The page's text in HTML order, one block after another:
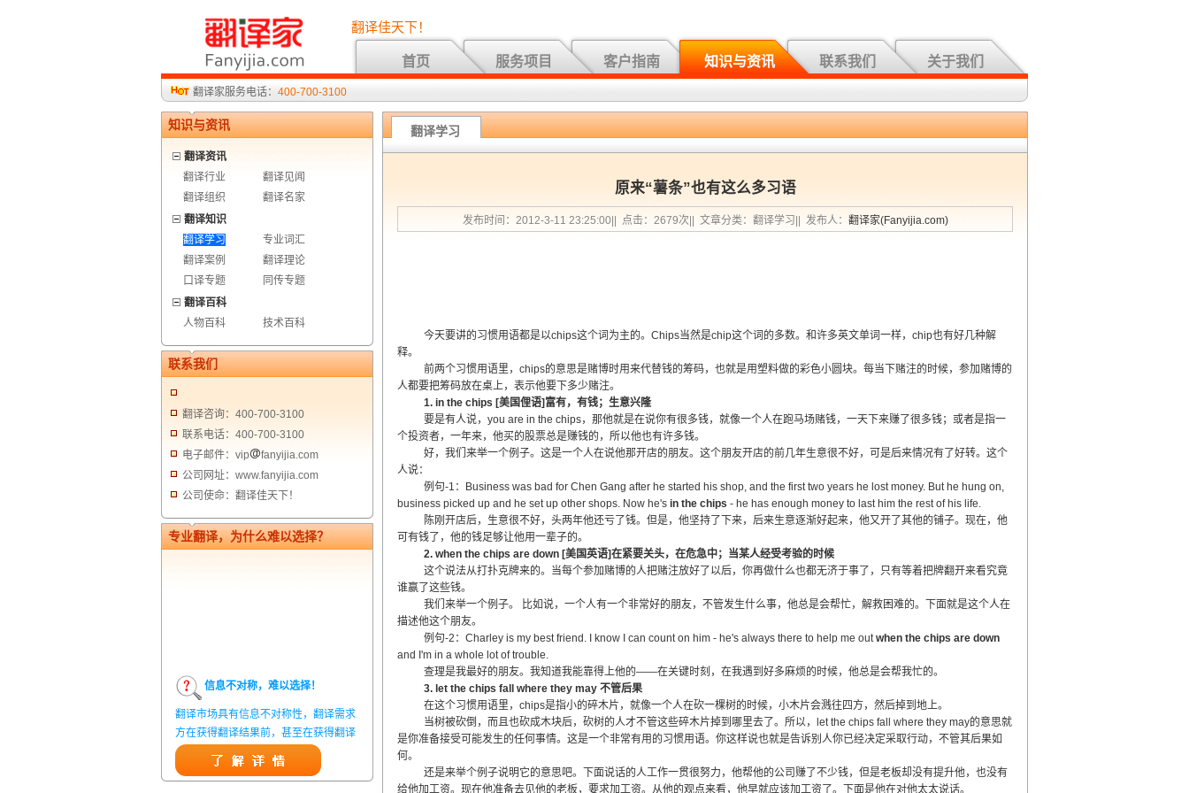
翻译佳天下！
首页 服务项目 客户指南 知识与资讯 联系我们 关于我们
翻译家服务电话： 400-700-3100
知识与资讯
翻译资讯
翻译行业
翻译见闻
翻译组织
翻译名家
翻译知识
翻译学习
专业词汇
翻译案例
翻译理论
口译专题
同传专题
翻译百科
人物百科
技术百科
联系我们
翻译咨询：400-700-3100
联系电话：400-700-3100
电子邮件：vip
fanyijia.com
公司网址：www.fanyijia.com
公司使命：翻译佳天下！
专业翻译，为什么难以选择？
信息不对称，难以选择！
翻译市场具有信息不对称性，翻译需求
方在获得翻译结果前，甚至在获得翻译
结果后，都无法准确判定翻译质量。从
而给劣质翻译者提供了一定生存条件，
造成翻译市场鱼龙混杂，难以选择。
翻译学习
原来“薯条”也有这么多习语
发布时间：2012-3-11 23:25:00|| 点击：2679次|| 文章分类：翻译学习|| 发布人： 翻译家(Fanyijia.com)
今天要讲的习惯用语都是以chips这个词为主的。Chips当然是chip这个词的多数。和许多英文单词一样，chip也有好几种解
释。
前两个习惯用语里，chips的意思是赌博时用来代替钱的筹码，也就是用塑料做的彩色小圆块。每当下赌注的时候，参加赌博的
人都要把筹码放在桌上，表示他要下多少赌注。
1. in the chips [美国俚语]富有，有钱；生意兴隆
要是有人说，you are in the chips，那他就是在说你有很多钱，就像一个人在跑马场赌钱，一天下来赚了很多钱；或者是指一
个投资者，一年来，他买的股票总是赚钱的，所以他也有许多钱。
好，我们来举一个例子。这是一个人在说他那开店的朋友。这个朋友开店的前几年生意很不好，可是后来情况有了好转。这个
人说：
例句-1：Business was bad for Chen Gang after he started his shop, and the first two years he lost money. But he hung on,
business picked up and he set up other shops. Now he's in the chips - he has enough money to last him the rest of his life.
陈刚开店后，生意很不好，头两年他还亏了钱。但是，他坚持了下来，后来生意逐渐好起来，他又开了其他的铺子。现在，他
可有钱了，他的钱足够让他用一辈子的。
2. when the chips are down [美国英语]在紧要关头，在危急中；当某人经受考验的时候
这个说法从打扑克牌来的。当每个参加赌博的人把赌注放好了以后，你再做什么也都无济于事了，只有等着把牌翻开来看究竟
谁赢了这些钱。
我们来举一个例子。 比如说，一个人有一个非常好的朋友，不管发生什么事，他总是会帮忙，解救困难的。下面就是这个人在
描述他这个朋友。
例句-2：Charley is my best friend. I know I can count on him - he's always there to help me outwhen the chips are down
and I'm in a whole lot of trouble.
查理是我最好的朋友。我知道我能靠得上他的——在关键时刻，在我遇到好多麻烦的时候，他总是会帮我忙的。
3. let the chips fall where they may 不管后果
在这个习惯用语里，chips是指小的碎木片，就像一个人在砍一棵树的时候，小木片会溅往四方，然后掉到地上。
当树被砍倒，而且也砍成木块后，砍树的人才不管这些碎木片掉到哪里去了。所以，let the chips fall where they may的意思就
是你准备接受可能发生的任何事情。这是一个非常有用的习惯用语。你这样说也就是告诉别人你已经决定采取行动，不管其后果如
何。
还是来举个例子说明它的意思吧。下面说话的人工作一贯很努力，他帮他的公司赚了不少钱，但是老板却没有提升他，也没有
给他加工资。现在他准备去见他的老板，要求加工资。从他的观点来看，他早就应该加工资了。下面是他在对他太太说话。